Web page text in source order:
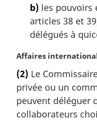
b) les pouvoirs
articles 38 et
délégués à
N
t
e
m
a
Affaires
(2) Le
privée ou un
peuvent déléguer
collaborateurs